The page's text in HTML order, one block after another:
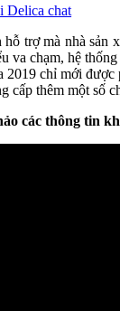
trợ mà nhà sản
va chạm, hệ
chỉ mới
cấp thêm một số
các thông tin